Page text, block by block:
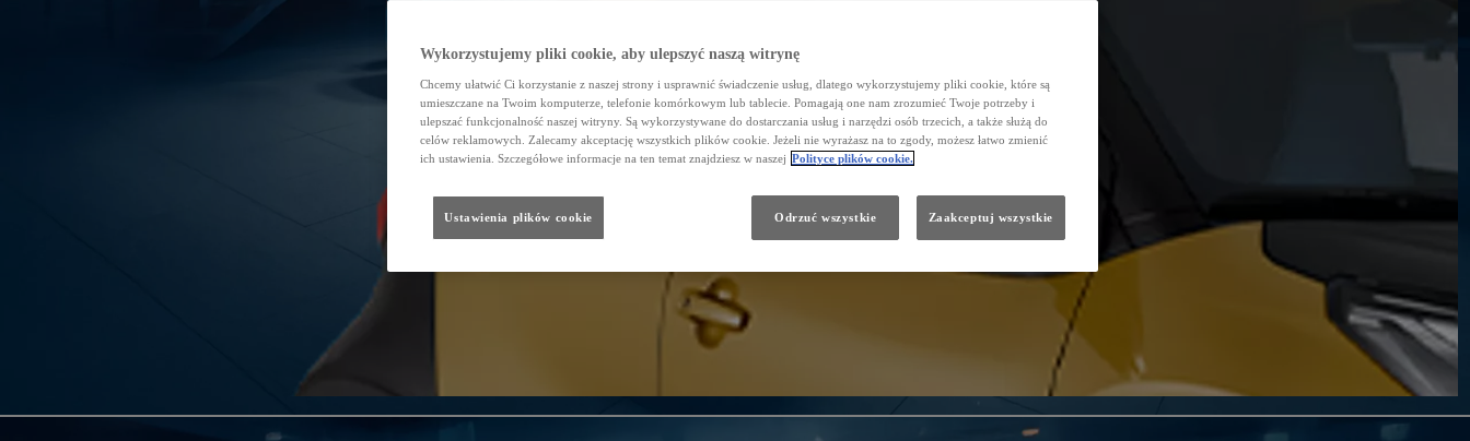
Wykorzystujemy pliki cookie, aby ulepszyć naszą witrynę
Chcemy ułatwić Ci korzystanie z naszej strony i usprawnić świadczenie usług, dlatego wykorzystujemy pliki cookie, które są
umieszczane na Twoim komputerze, telefonie komórkowym lub tablecie. Pomagają one nam zrozumieć Twoje potrzeby i
ulepszać funkcjonalność naszej witryny. Są wykorzystywane do dostarczania usług i narzędzi osób trzecich, a także służą do
celów reklamowych. Zalecamy akceptację wszystkich plików cookie. Jeżeli nie wyrażasz na to zgody, możesz łatwo zmienić
ich ustawienia. Szczegółowe informacje na ten temat znajdziesz w naszej Polityce plików cookie.
Odrzuć wszystkie Zaakceptuj wszystkie
Ustawienia plików cookie